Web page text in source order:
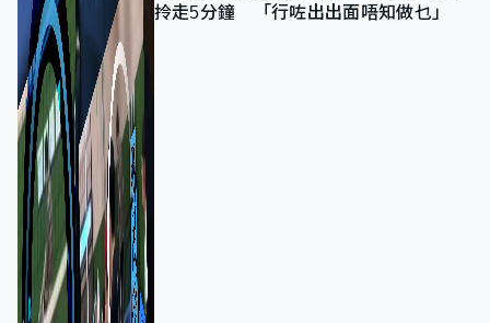
拎走5分鐘 「行咗出出面唔知做乜」